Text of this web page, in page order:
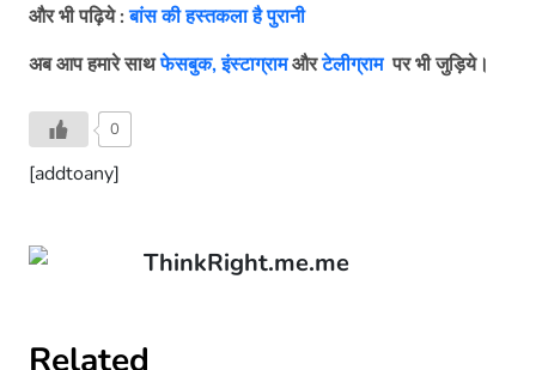
और भी पढ़िये : बांस की हस्तकला है पुरानी
अब आप हमारे साथफेसबुक,इंस्टाग्रामऔरटेलीग्राम पर भी जुड़िये।
0
[addtoany]
ThinkRight.me.me
Related